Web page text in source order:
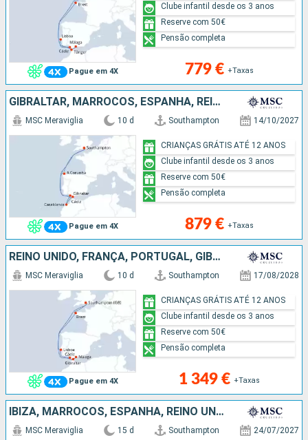
Pague em 4X 779 € +Taxas
Clube infantil desde os 3 anos
Reserve com 50€
Pensão completa
GIBRALTAR, MARROCOS, ESPANHA, REINO UNIDO
Pague em 4X
MSC Meraviglia 10 d Southampton 14/10/2027
879 € +Taxas
CRIANÇAS GRÁTIS ATÉ 12 ANOS
Clube infantil desde os 3 anos
Reserve com 50€
Pensão completa
REINO UNIDO, FRANÇA, PORTUGAL, GIBRALTAR, ESPANHA
Pague em 4X
MSC Meraviglia 10 d Southampton 17/08/2028
1 349 € +Taxas
CRIANÇAS GRÁTIS ATÉ 12 ANOS
Clube infantil desde os 3 anos
Reserve com 50€
Pensão completa
IBIZA, MARROCOS, ESPANHA, REINO UNIDO
MSC Meraviglia 15 d Southampton 24/07/2027